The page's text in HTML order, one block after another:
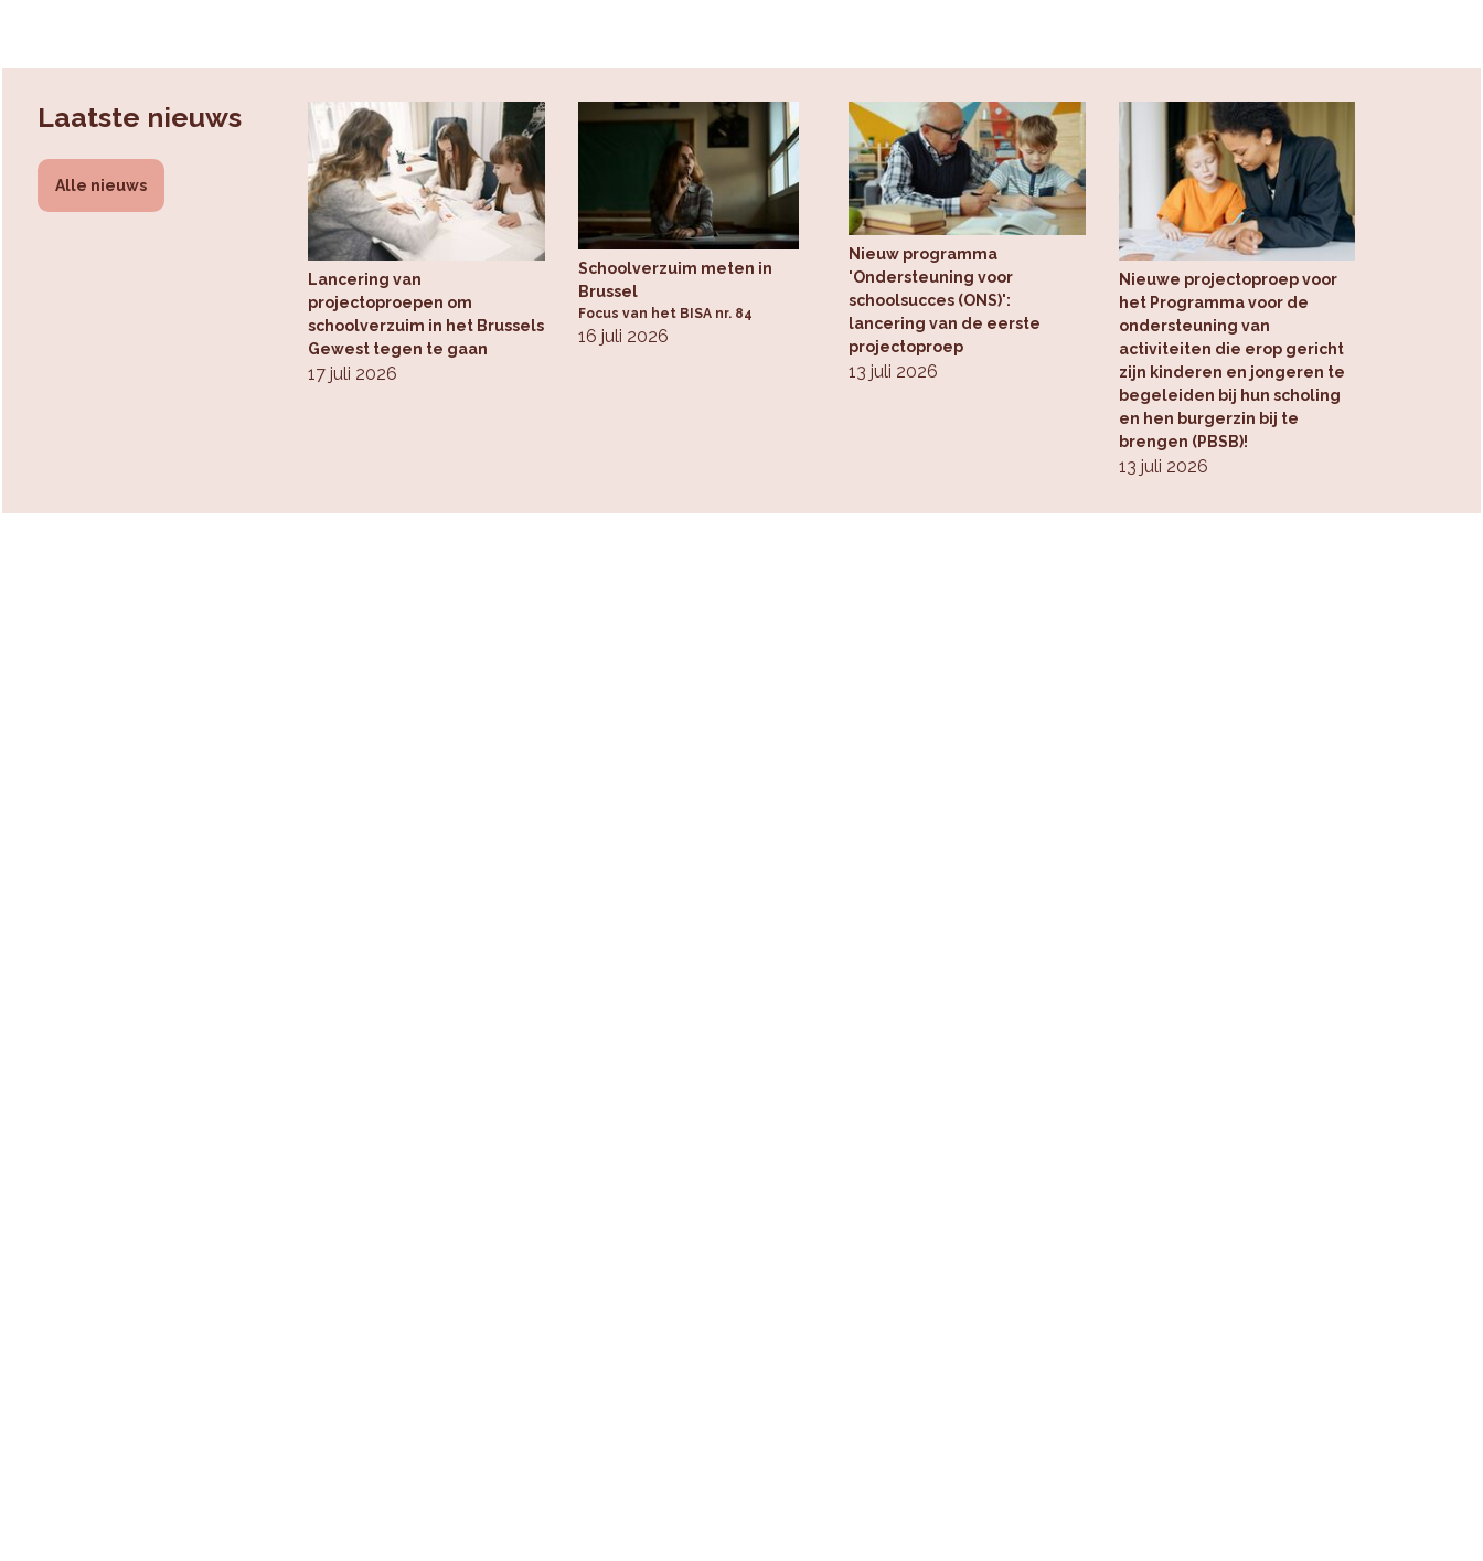
Laatste nieuws
Alle nieuws
Lancering van
projectoproepen om
schoolverzuim in het Brussels
Gewest tegen te gaan
17 juli 2026
Schoolverzuim meten in
Brussel
Focus van het BISA nr. 84
16 juli 2026
Nieuw programma
'Ondersteuning voor
schoolsucces (ONS)':
lancering van de eerste
projectoproep
13 juli 2026
Nieuwe projectoproep voor
het Programma voor de
ondersteuning van
activiteiten die erop gericht
zijn kinderen en jongeren te
begeleiden bij hun scholing
en hen burgerzin bij te
brengen (PBSB)!
13 juli 2026